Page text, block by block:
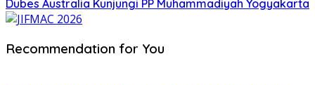
Dubes Australia Kunjungi PP Muhammadiyah Yogyakarta
Recommendation for You